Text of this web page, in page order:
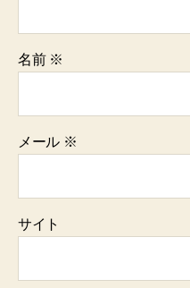
名前 ※
メール ※
サイト